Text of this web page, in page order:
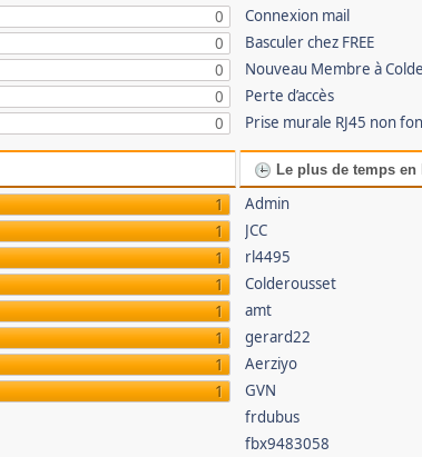
0
0
0
0
0
Connexion mail
Basculer chez FREE
Nouveau Membre à
Perte d’accès
Prise murale RJ45 non
1
1
1
1
1
1
1
1
Le plus de temps en
Admin
JCC
rl4495
Colderousset
amt
gerard22
Aerziyo
GVN
frdubus
fbx9483058